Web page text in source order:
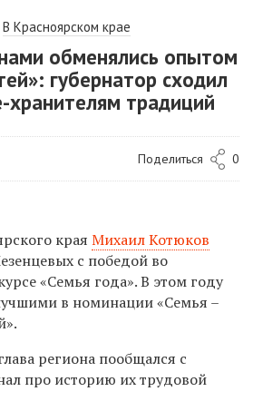
В Красноярском крае
обменялись опытом
губернатор сходил
хранителям традиций
Поделиться 0
края Михаил Котюков
с победой во
«Семья года». В этом году
в номинации «Семья –
региона пообщался с
про историю их трудовой